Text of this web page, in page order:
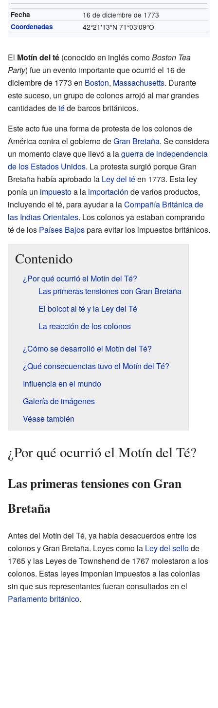
Fecha 16 de diciembre de 1773
Coordenadas 42°21′13″N 71°03′09″O
El Motín del té (conocido en inglés comoBoston Tea
Party) fue un evento importante que ocurrió el 16 de
diciembre de 1773 en Boston, Massachusetts. Durante
este suceso, un grupo de colonos arrojó al mar grandes
cantidades detéde barcos británicos.
Este acto fue una forma de protesta de los colonos de
América contra el gobierno deGran Bretaña. Se considera
un momento clave que llevó a laguerra de independencia
de los Estados Unidos. La protesta surgió porque Gran
Bretaña había aprobado la Ley del téen 1773. Esta ley
ponía un impuestoa la importación de varios productos,
incluyendo el té, para ayudar a laCompañía Británica de
las Indias Orientales. Los colonos ya estaban comprando
té de los Países Bajospara evitar los impuestos británicos.
Contenido
¿Por qué ocurrió el Motín del Té?
Las primeras tensiones con Gran Bretaña
El boicot al té y la Ley del Té
La reacción de los colonos
¿Cómo se desarrolló el Motín del Té?
¿Qué consecuencias tuvo el Motín del Té?
Influencia en el mundo
Galería de imágenes
Véase también
¿Por qué ocurrió el Motín del Té?
Las primeras tensiones con Gran
Bretaña
Antes del Motín del Té, ya había desacuerdos entre los
colonos y Gran Bretaña. Leyes como la Ley del sellode
1765 y las Leyes de Townshend de 1767 molestaron a los
colonos. Estas leyes imponían impuestos a las colonias
sin que sus representantes fueran consultados en el
Parlamento británico.